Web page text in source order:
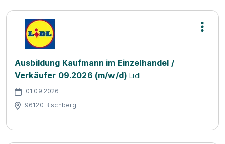
Ausbildung Kaufmann im Einzelhandel /
Verkäufer 09.2026 (m/w/d) Lidl
01.09.2026
96120 Bischberg